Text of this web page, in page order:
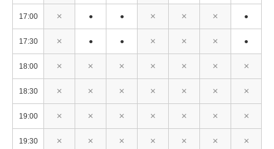
17:00 ✕ ● ● ✕ ✕ ✕ ●
17:30 ✕ ● ● ✕ ✕ ✕ ●
18:00 ✕ ✕ ✕ ✕ ✕ ✕ ✕
18:30 ✕ ✕ ✕ ✕ ✕ ✕ ✕
19:00 ✕ ✕ ✕ ✕ ✕ ✕ ✕
19:30 ✕ ✕ ✕ ✕ ✕ ✕ ✕